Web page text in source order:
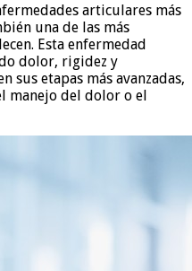
articulares más
una de las más
Esta enfermedad
dolor, rigidez y
sus etapas más avanzadas,
manejo del dolor o el